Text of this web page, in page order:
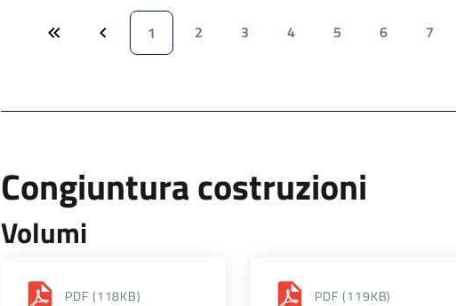
1 2 3 4 5 6 7
Congiuntura costruzioni
Volumi
PDF (118KB) PDF (119KB)